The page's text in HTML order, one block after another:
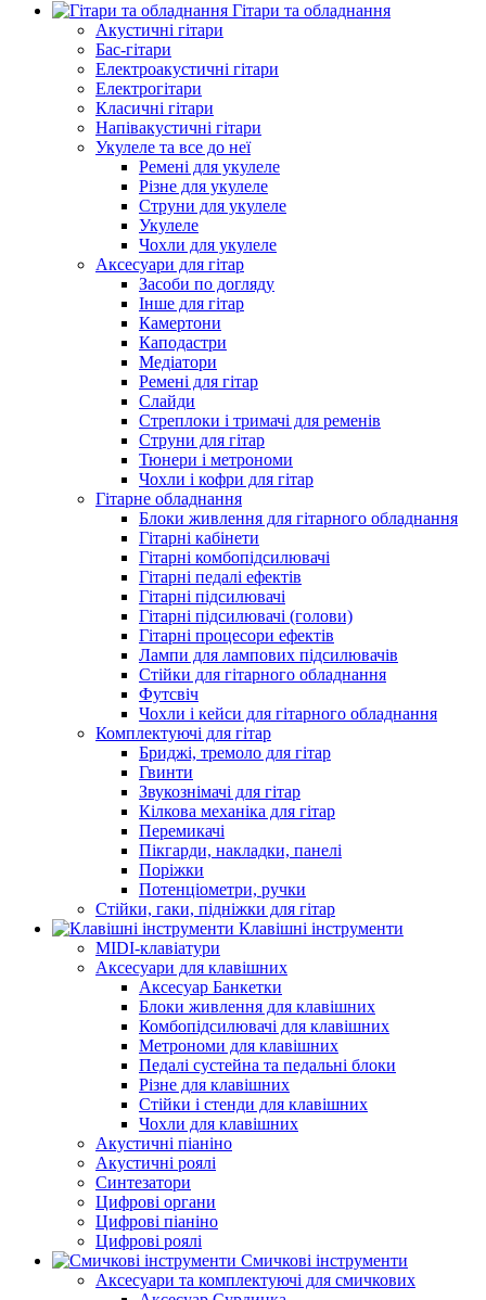
Гітари та обладнання
Акустичні гітари
Бас-гітари
Електроакустичні гітари
Електрогітари
Класичні гітари
Напівакустичні гітари
Укулеле та все до неї
Ремені для укулеле
Різне для укулеле
Струни для укулеле
Укулеле
Чохли для укулеле
Аксесуари для гітар
Засоби по догляду
Інше для гітар
Камертони
Каподастри
Медіатори
Ремені для гітар
Слайди
Стреплоки і тримачі для ременів
Струни для гітар
Тюнери і метрономи
Чохли і кофри для гітар
Гітарне обладнання
Блоки живлення для гітарного обладнання
Гітарні кабінети
Гітарні комбопідсилювачі
Гітарні педалі ефектів
Гітарні підсилювачі
Гітарні підсилювачі (голови)
Гітарні процесори ефектів
Лампи для лампових підсилювачів
Стійки для гітарного обладнання
Футсвіч
Чохли і кейси для гітарного обладнання
Комплектуючі для гітар
Бриджі, тремоло для гітар
Гвинти
Звукознімачі для гітар
Кілкова механіка для гітар
Перемикачі
Пікгарди, накладки, панелі
Поріжки
Потенціометри, ручки
Стійки, гаки, підніжки для гітар
Клавішні інструменти
MIDI-клавіатури
Аксесуари для клавішних
Аксесуар Банкетки
Блоки живлення для клавішних
Комбопідсилювачі для клавішних
Метрономи для клавішних
Педалі сустейна та педальні блоки
Різне для клавішних
Стійки і стенди для клавішних
Чохли для клавішних
Акустичні піаніно
Акустичні роялі
Синтезатори
Цифрові органи
Цифрові піаніно
Цифрові роялі
Смичкові інструменти
Аксесуари та комплектуючі для смичкових